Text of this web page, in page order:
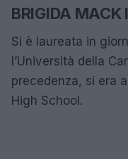
BRIGIDA MACK
Si è laureata in
l’Università della
precedenza, si era
High School.